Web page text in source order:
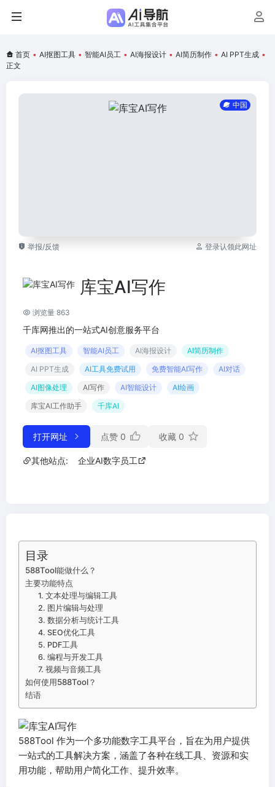
首页 • AI抠图工具 • 智能AI员工 • AI海报设计 • AI简历制作 • AI PPT生成 •
正文
中国
举报/反馈 登录认领此网址
库宝AI写作
浏览量 863
千库网推出的一站式AI创意服务平台
AI抠图工具 智能AI员工 AI海报设计
AI简历制作
AI PPT生成
AI工具免费试用 免费智能AI写作
AI对话
AI图像处理
AI写作 AI智能设计
AI绘画
库宝AI工作助手
千库AI
打开网址 点赞 0 收藏 0
其他站点: 企业AI数字员工
目录
588Tool能做什么？
主要功能特点
1. 文本处理与编辑工具
2. 图片编辑与处理
3. 数据分析与统计工具
4. SEO优化工具
5. PDF工具
6. 编程与开发工具
7. 视频与音频工具
如何使用588Tool？
结语
588Tool 作为一个多功能数字工具平台，旨在为用户提供
一站式的工具解决方案，涵盖了各种在线工具、资源和实
用功能，帮助用户简化工作、提升效率。